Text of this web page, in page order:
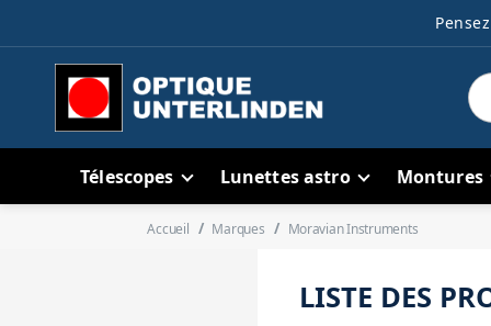
Télescopes Lunettes astro Montures
Accueil Marques Moravian Instruments
LISTE DES